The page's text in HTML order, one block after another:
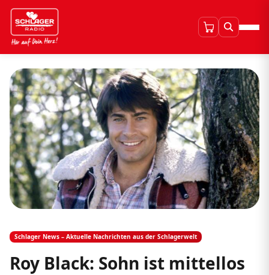
Schlager News – Aktuelle Nachrichten aus der Schlagerwelt
Roy Black: Sohn ist mittellos